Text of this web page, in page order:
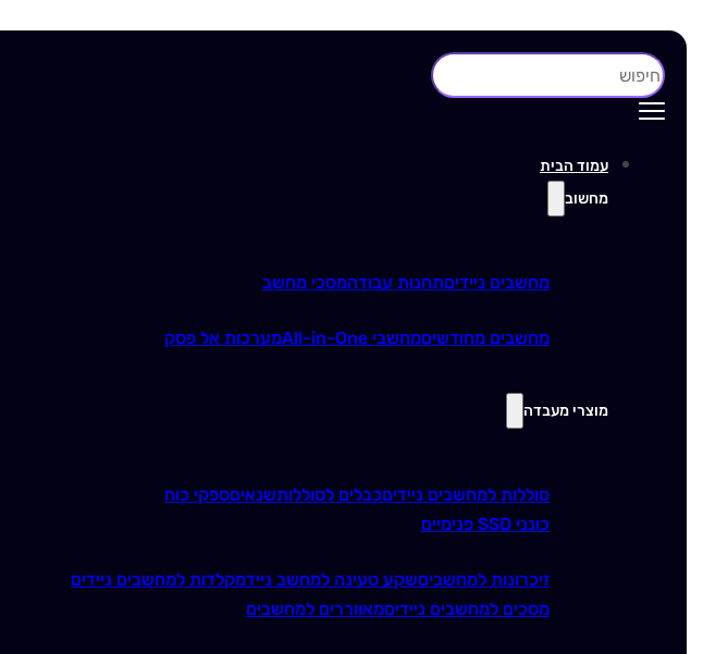
חיפוש
עמוד הבית
מחשוב
מחשבים ניידיםתחנות עבודהמסכי מחשב
מחשבים מחודשיםמחשבי All-in-One מערכות אל פסק
מוצרי מעבדה
סוללות למחשבים ניידיםכבלים לסוללותשנאיםספקי כוח
כונני SSD פנימיים
זיכרונות למחשביםשקע טעינה למחשב ניידמקלדות למחשבים ניידים
מסכים למחשבים ניידיםמאווררים למחשבים